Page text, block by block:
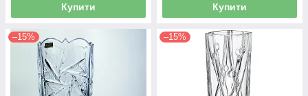
Купити Купити
–15% –15%